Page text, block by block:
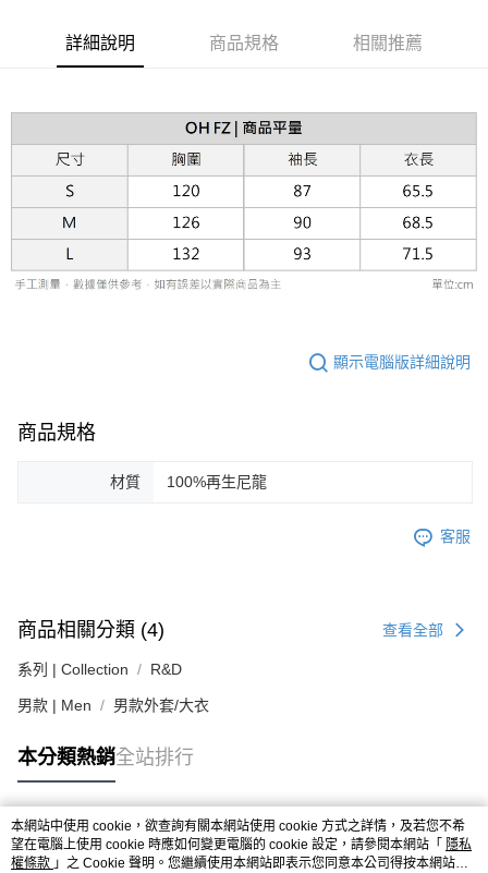
【「AFTEE先享後付」結帳流程】
２．訂單成立數日內，您將收到繳費通知簡訊。
３．收到繳費通知簡訊後14天內，點擊此簡訊中的連結，可透過四大超商／
ATM／網路銀行／等多元方式進行付款，方視為交易完成。
※ 請注意：結帳手續完成當下不需立刻繳費，但若您需要取消訂單，請聯絡
購買商品的店家。未經商家同意取消之訂單仍視為有效，需透過AFTEE先享
後付繳納相關費用。
※ 交易是否成功請以「AFTEE先享後付 」之結帳頁面顯示為準，若有關於
是否繳費成功／繳費後需取消欲退款等相關疑問，請聯繫「AFTEE先享後付
客戶支援中心」https://netprotections.freshdesk.com/support/home
易，需依本服務之必要範圍內提供個人資料，並將交易相關給付款項請求債
３．未成年的使用者請事先徵得法定代理人或監護人之同意方可使用
黑貓宅急便配送到府
每筆NT$120，滿NT$3,000(含以上)免運費
詳細說明 商品規格 相關推薦
顯示電腦版詳細說明
商品規格
材質 100%再生尼龍
客服
商品相關分類 (4) 查看全部
系列 | Collection R&D
男款 | Men 男款外套/大衣
本分類熱銷全站排行
熱門標籤
本網站中使用 cookie，欲查詢有關本網站使用 cookie 方式之詳情，及若您不希
望在電腦上使用 cookie 時應如何變更電腦的 cookie 設定，請參閱本網站「 隱私
權條款 」之 Cookie 聲明。您繼續使用本網站即表示您同意本公司得按本網站使